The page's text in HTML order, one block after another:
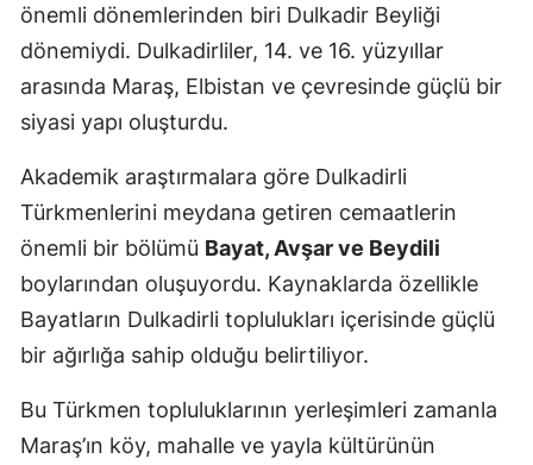
önemli dönemlerinden biri Dulkadir Beyliği
dönemiydi. Dulkadirliler, 14. ve 16. yüzyıllar
arasında Maraş, Elbistan ve çevresinde güçlü bir
siyasi yapı oluşturdu.
Akademik araştırmalara göre Dulkadirli
Türkmenlerini meydana getiren cemaatlerin
önemli bir bölümü Bayat, Avşar ve Beydili
boylarından oluşuyordu. Kaynaklarda özellikle
Bayatların Dulkadirli toplulukları içerisinde güçlü
bir ağırlığa sahip olduğu belirtiliyor.
Bu Türkmen topluluklarının yerleşimleri zamanla
Maraş’ın köy, mahalle ve yayla kültürünün